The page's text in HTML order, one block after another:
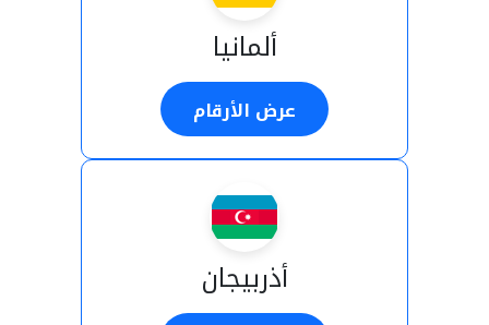
ألمانيا
عرض الأرقام
أذربيجان